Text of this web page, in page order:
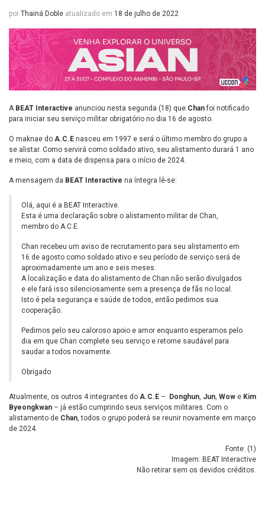
por Thainá Doble atualizado em 18 de julho de 2022
A BEAT Interactive anunciou nesta segunda (18) que Chanfoi notificado
para iniciar seu serviço militar obrigatório no dia 16 de agosto.
O maknae do A.C.E nasceu em 1997 e será o último membro do grupo a
se alistar. Como servirá como soldado ativo, seu alistamento durará 1 ano
e meio, com a data de dispensa para o início de 2024.
A mensagem da BEAT Interactive na íntegra lê-se:
Olá, aqui é a BEAT Interactive.
Esta é uma declaração sobre o alistamento militar de Chan,
membro do A.C.E.
Chan recebeu um aviso de recrutamento para seu alistamento em
16 de agosto como soldado ativo e seu período de serviço será de
aproximadamente um ano e seis meses.
A localização e data do alistamento de Chan não serão divulgados
e ele fará isso silenciosamente sem a presença de fãs no local.
Isto é pela segurança e saúde de todos, então pedimos sua
cooperação.
Pedimos pelo seu caloroso apoio e amor enquanto esperamos pelo
dia em que Chan complete seu serviço e retorne saudável para
saudar a todos novamente.
Obrigado
Atualmente, os outros 4 integrantes do A.C.E – Donghun, Jun, Wow e Kim
Byeongkwan – já estão cumprindo seus serviços militares. Com o
alistamento de Chan, todos o grupo poderá se reunir novamente em março
de 2024.
Fonte: (1 )
Imagem: BEAT Interactive
Não retirar sem os devidos créditos.